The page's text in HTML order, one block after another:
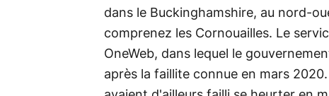
dans le Buckinghamshire, au nord-
comprenez les Cornouailles. Le
OneWeb, dans lequel le
après la faillite connue en mars